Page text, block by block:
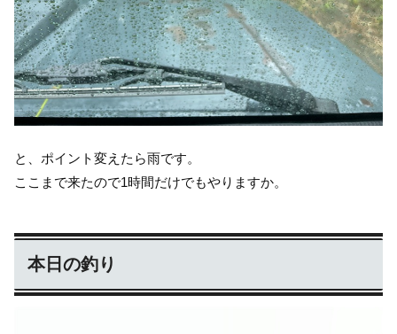
と、ポイント変えたら雨です。
ここまで来たので1時間だけでもやりますか。
本日の釣り